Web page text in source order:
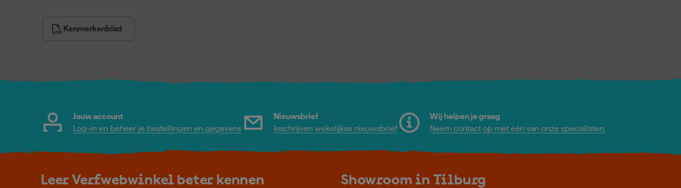
Kenmerkenblad
Jouw account
Log-in en beheer je bestellingen en gegevens
Nieuwsbrief
Inschrijven wekelijkse nieuwsbrief
Wij helpen je graag
Neem contact op met één van onze specialisten.
Leer Verfwebwinkel beter kennen Showroom in Tilburg